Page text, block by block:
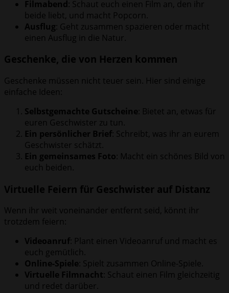
Filmabend: Schaut euch einen Film an, den ihr
beide liebt, und macht Popcorn.
Ausflug: Geht zusammen spazieren oder macht
einen Ausflug in die Natur.
Geschenke, die von Herzen kommen
Geschenke müssen nicht teuer sein. Hier sind einige
einfache Ideen:
Selbstgemachte Gutscheine: Bietet an, etwas für
euren Geschwister zu tun.
Ein persönlicher Brief: Schreibt, was ihr an eurem
Geschwister schätzt.
Ein gemeinsames Foto: Macht ein schönes Bild von
euch beiden.
Virtuelle Feiern für Geschwister auf Distanz
Wenn ihr weit voneinander entfernt seid, könnt ihr
trotzdem feiern:
Videoanruf: Plant einen Videoanruf und macht es
euch gemütlich.
Online-Spiele: Spielt zusammen Online-Spiele.
Virtuelle Filmnacht: Schaut einen Film gleichzeitig
und redet darüber.